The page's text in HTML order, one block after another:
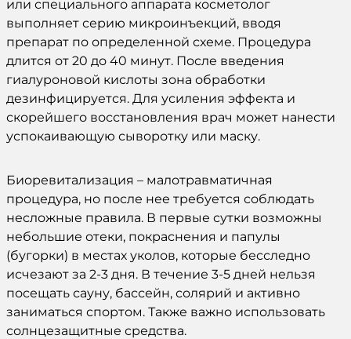
или специального аппарата косметолог
выполняет серию микроинъекций, вводя
препарат по определенной схеме. Процедура
длится от 20 до 40 минут. После введения
гиалуроновой кислоты зона обработки
дезинфицируется. Для усиления эффекта и
скорейшего восстановления врач может нанести
успокаивающую сыворотку или маску.
Биоревитализация – малотравматичная
процедура, но после нее требуется соблюдать
несложные правила. В первые сутки возможны
небольшие отеки, покраснения и папулы
(бугорки) в местах уколов, которые бесследно
исчезают за 2-3 дня. В течение 3-5 дней нельзя
посещать сауну, бассейн, солярий и активно
заниматься спортом. Также важно использовать
солнцезащитные средства.